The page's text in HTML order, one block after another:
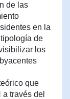
de las
en la
de
los
que
través del